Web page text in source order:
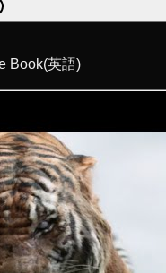
Book(英語)